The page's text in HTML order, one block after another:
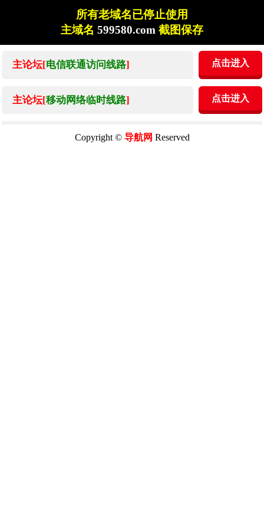
所有老域名已停止使用
主域名 599580.com 截图保存
主论坛[电信联通访问线路] 点击进入
主论坛[移动网络临时线路] 点击进入
Copyright © 导航网 Reserved